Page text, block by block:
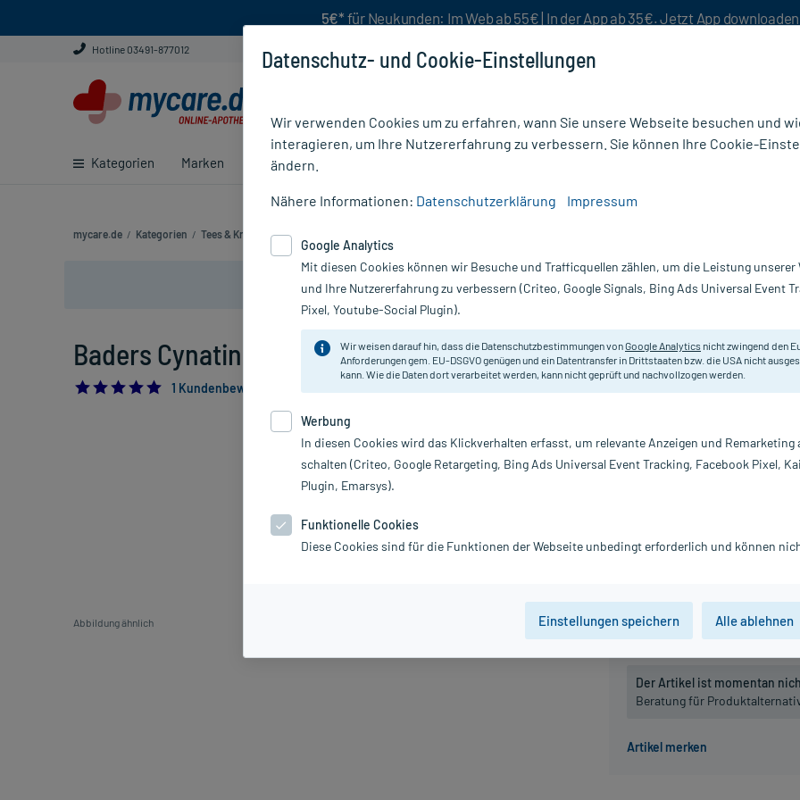
5€* für Neukunden: Im Web ab 55€ | In der App ab 35€. Jetzt App downloaden
Hotline 03491-877012
Kategorien Marken Ratgeber
mycare.de / Kategorien / Tees & Kräuter / Arznei- & Wellnesstee
Nur für kurze Zeit:Gratis-Versand* ab 19€ Mindestbestellwert!
Baders Cynatin Artischocke, 2X20 St
5.0
1 Kundenbewertung*
Abbildung ähnlich
inkl. MwSt. zzgl. Versandkosten
20 St 40 St
Der Artikel ist momentan
Beratung für
Baders Gesundheit
Rotbuschtee mit Artischocken-
PZN:
Hersteller:
Datenschutz- und Cookie-Einstellungen
Wir verwenden Cookies um zu erfahren, wann Sie unsere Webseite besuchen und
interagieren, um Ihre Nutzererfahrung zu verbessern. Sie können Ihre Cookie-
ändern.
Nähere Informationen: Datenschutzerklärung Impressum
Google Analytics
Mit diesen Cookies können wir Besuche und Trafficquellen zählen, um die Leistung unserer
und Ihre Nutzererfahrung zu verbessern (Criteo, Google Signals, Bing Ads Universal Event
Pixel, Youtube-Social Plugin).
Wir weisen darauf hin, dass die Datenschutzbestimmungen vonGoogle Analytics nicht zwingend den
Anforderungen gem. EU-DSGVO genügen und ein Datentransfer in Drittstaaten bzw. die USA nicht
kann. Wie die Daten dort verarbeitet werden, kann nicht geprüft und nachvollzogen werden.
Werbung
In diesen Cookies wird das Klickverhalten erfasst, um relevante Anzeigen und Remarketing
schalten (Criteo, Google Retargeting, Bing Ads Universal Event Tracking, Facebook Pixel,
Plugin, Emarsys).
Funktionelle Cookies
Diese Cookies sind für die Funktionen der Webseite unbedingt erforderlich und können
Einstellungen speichern Alle ablehnen